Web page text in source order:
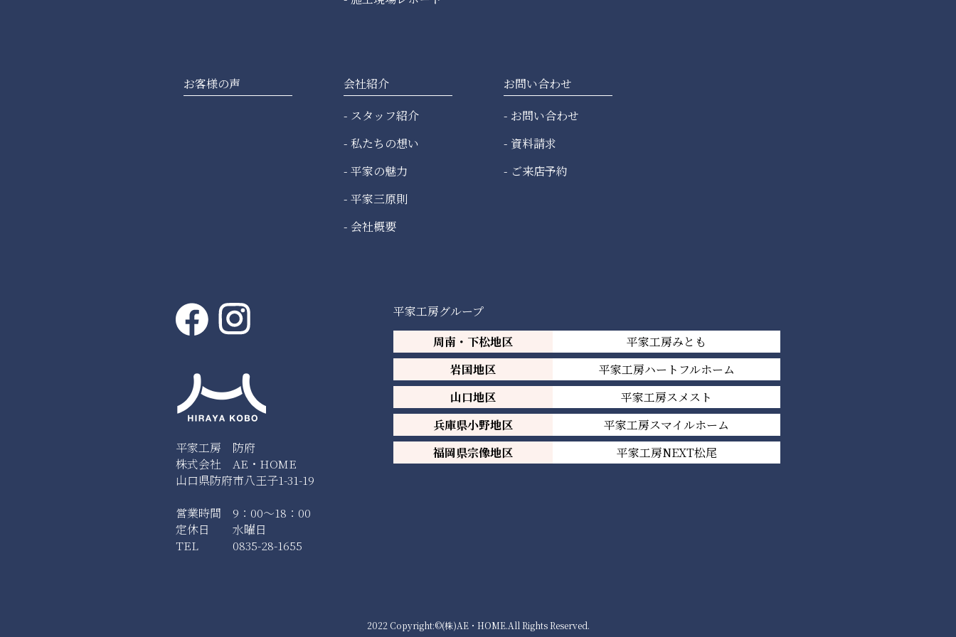
お客様の声
会社紹介
スタッフ紹介
私たちの想い
平家の魅力
平家三原則
会社概要
お問い合わせ
お問い合わせ
資料請求
ご来店予約
平家工房 防府
株式会社 AE・HOME
山口県防府市八王子1-31-19
営業時間 9：00～18：00
定休日 水曜日
TEL 0835-28-1655
平家工房グループ
周南・下松地区
平家工房みとも
岩国地区
平家工房ハートフルホーム
山口地区
平家工房スメスト
兵庫県小野地区
平家工房スマイルホーム
福岡県宗像地区
平家工房NEXT松尾
2022 Copyright:©(株)AE・HOME.All Rights Reserved.